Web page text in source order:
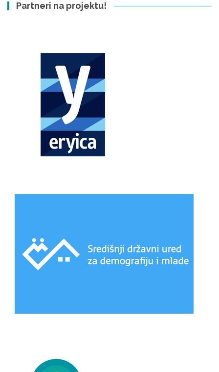
Partneri na projektu!